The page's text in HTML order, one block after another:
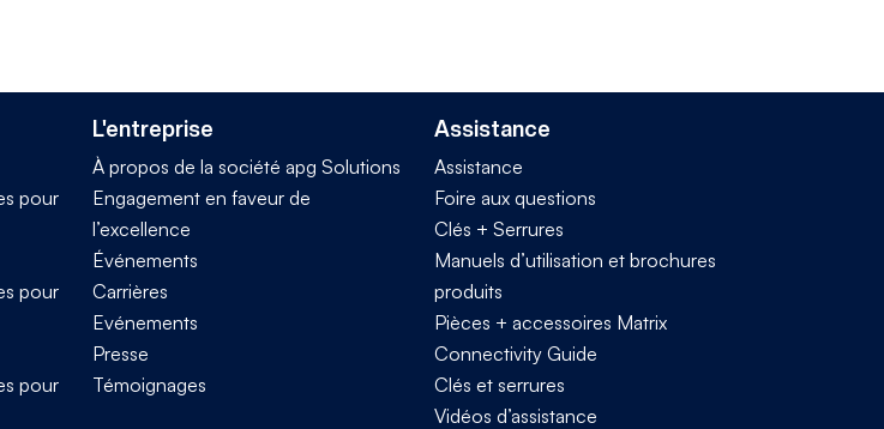
pour
pour
pour
L'entreprise
À propos de la société apg Solutions
Engagement en faveur de
l’excellence
Événements
Carrières
Evénements
Presse
Témoignages
Assistance
Assistance
Foire aux questions
Clés + Serrures
Manuels d’utilisation et brochures
produits
Pièces + accessoires Matrix
Connectivity Guide
Clés et serrures
Vidéos d’assistance